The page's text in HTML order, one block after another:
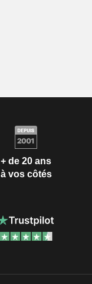
+ de 20 ans
à vos côtés